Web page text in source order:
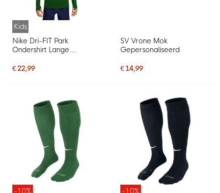
Kids
Nike Dri-FIT Park
Ondershirt Lange
€ 22,99
SV Vrone Mok
Gepersonaliseerd
€ 14,99
-10% -10%